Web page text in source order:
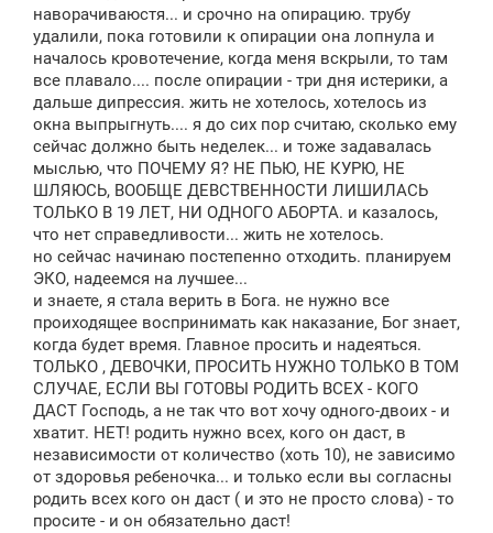
наворачиваюстя... и срочно на опирацию. трубу
удалили, пока готовили к опирации она лопнула и
началось кровотечение, когда меня вскрыли, то там
все плавало.... после опирации - три дня истерики, а
дальше дипрессия. жить не хотелось, хотелось из
окна выпрыгнуть.... я до сих пор считаю, сколько ему
сейчас должно быть неделек... и тоже задавалась
мыслью, что ПОЧЕМУ Я? НЕ ПЬЮ, НЕ КУРЮ, НЕ
ШЛЯЮСЬ, ВООБЩЕ ДЕВСТВЕННОСТИ ЛИШИЛАСЬ
ТОЛЬКО В 19 ЛЕТ, НИ ОДНОГО АБОРТА. и казалось,
что нет справедливости... жить не хотелось.
но сейчас начинаю постепенно отходить. планируем
ЭКО, надеемся на лучшее...
и знаете, я стала верить в Бога. не нужно все
проиходящее воспринимать как наказание, Бог знает,
когда будет время. Главное просить и надеяться.
ТОЛЬКО , ДЕВОЧКИ, ПРОСИТЬ НУЖНО ТОЛЬКО В ТОМ
СЛУЧАЕ, ЕСЛИ ВЫ ГОТОВЫ РОДИТЬ ВСЕХ - КОГО
ДАСТ Господь, а не так что вот хочу одного-двоих - и
хватит. НЕТ! родить нужно всех, кого он даст, в
независимости от количество (хоть 10), не зависимо
от здоровья ребеночка... и только если вы согласны
родить всех кого он даст ( и это не просто слова) - то
просите - и он обязательно даст!